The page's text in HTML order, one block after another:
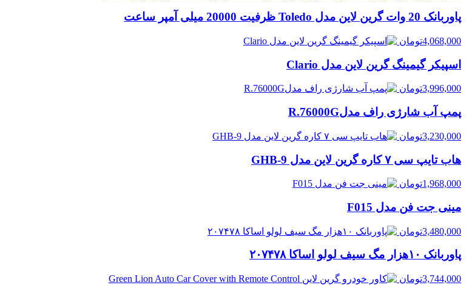
پاوربانک 20 وات گرین لاین مدل Toledo ظرفیت 20000 میلی آمپر ساعت
4,068,000تومان
اسپیکر گیمینگ گرین لاین مدل Clario
3,996,000تومان
پمپ آب شارژی راف مدلR.76000G
3,230,000تومان
هاب تایپ سی ۷ کاره گرین لاین مدل GHB-9
1,968,000تومان
مینی جت فن مدل F015
3,480,000تومان
پاوربانک ۱۰هزار مگ سیف لولو اساکا ۲۰۷۴۷۸
3,744,000تومان